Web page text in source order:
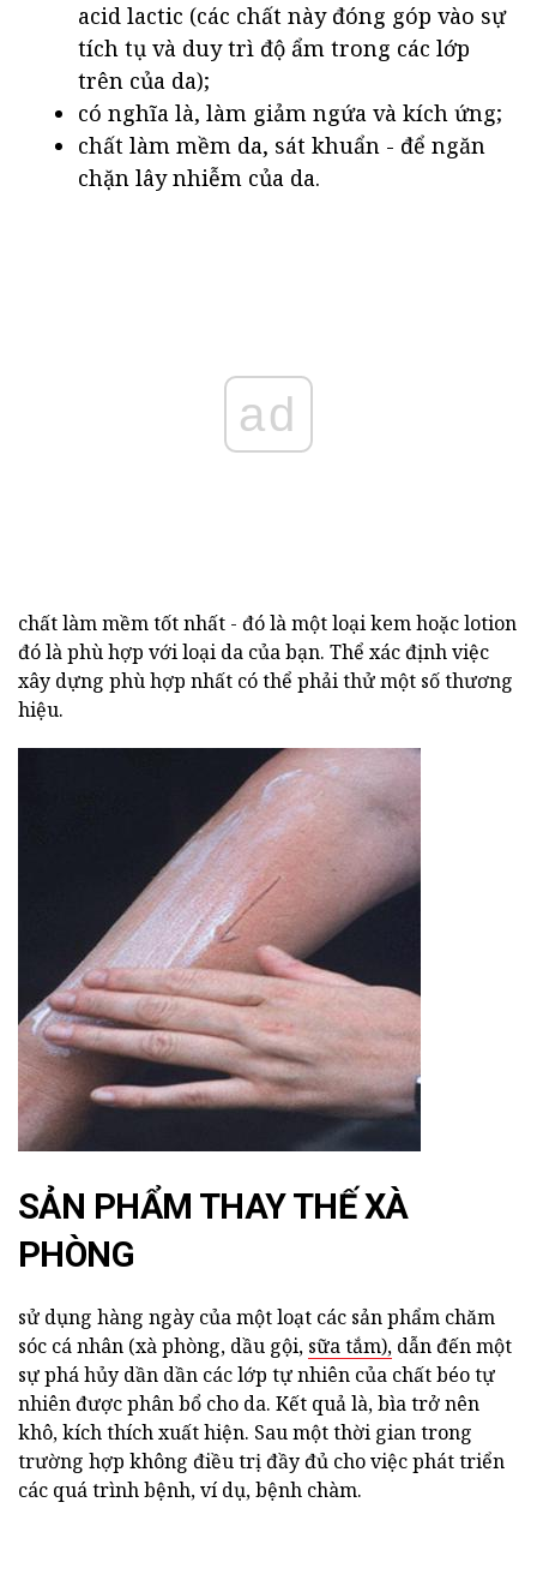
acid lactic (các chất này đóng góp vào sự
tích tụ và duy trì độ ẩm trong các lớp
trên của da);
có nghĩa là, làm giảm ngứa và kích ứng;
chất làm mềm da, sát khuẩn - để ngăn
chặn lây nhiễm của da.
ad
chất làm mềm tốt nhất - đó là một loại kem hoặc lotion
đó là phù hợp với loại da của bạn. Thể xác định việc
xây dựng phù hợp nhất có thể phải thử một số thương
hiệu.
SẢN PHẨM THAY THẾ XÀ
PHÒNG
sử dụng hàng ngày của một loạt các sản phẩm chăm
sóc cá nhân (xà phòng, dầu gội, sữa tắm), dẫn đến một
sự phá hủy dần dần các lớp tự nhiên của chất béo tự
nhiên được phân bổ cho da. Kết quả là, bìa trở nên
khô, kích thích xuất hiện. Sau một thời gian trong
trường hợp không điều trị đầy đủ cho việc phát triển
các quá trình bệnh, ví dụ, bệnh chàm.